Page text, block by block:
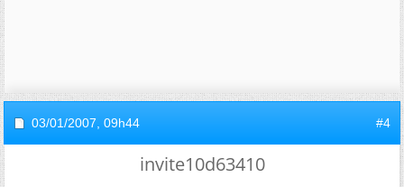
03/01/2007, 09h44 #4
invite10d63410